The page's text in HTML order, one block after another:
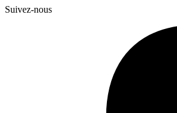
Suivez-nous